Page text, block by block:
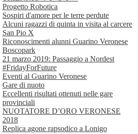
Progetto Robotica
Sospiri d'amore per le terre perdute
Alcuni ragazzi di quinta in visita al carcere
San Pio X
Riconoscimenti alunni Guarino Veronese
Boscopark
21 marzo 2019: Passaggio a Nordest
#FridayForFuture
Eventi al Guarino Veronese
Gare di nuoto
Eccellenti risultati ottenuti nelle gare
provinciali
NUOTATORE D’ORO VERONESE
2018
Replica agone rapsodico a Lonigo